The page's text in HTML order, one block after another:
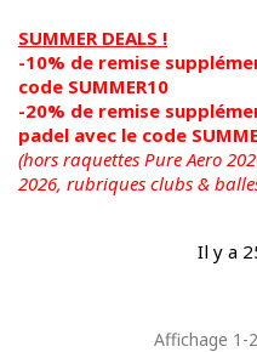
SUMMER DEALS !
-10% de remise
code SUMMER10
-20% de remise
padel avec le code
(hors raquettes Pure Aero
2026, rubriques clubs &
Il y a
Affichage 1-